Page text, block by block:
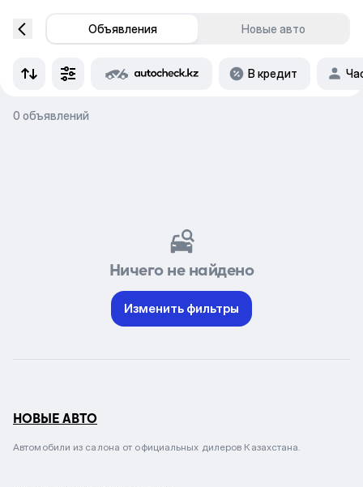
Объявления Новые авто
В кредит
0 объявлений
Ничего не найдено
Изменить фильтры
НОВЫЕ АВТО
Автомобили из салона от официальных дилеров Казахстана.